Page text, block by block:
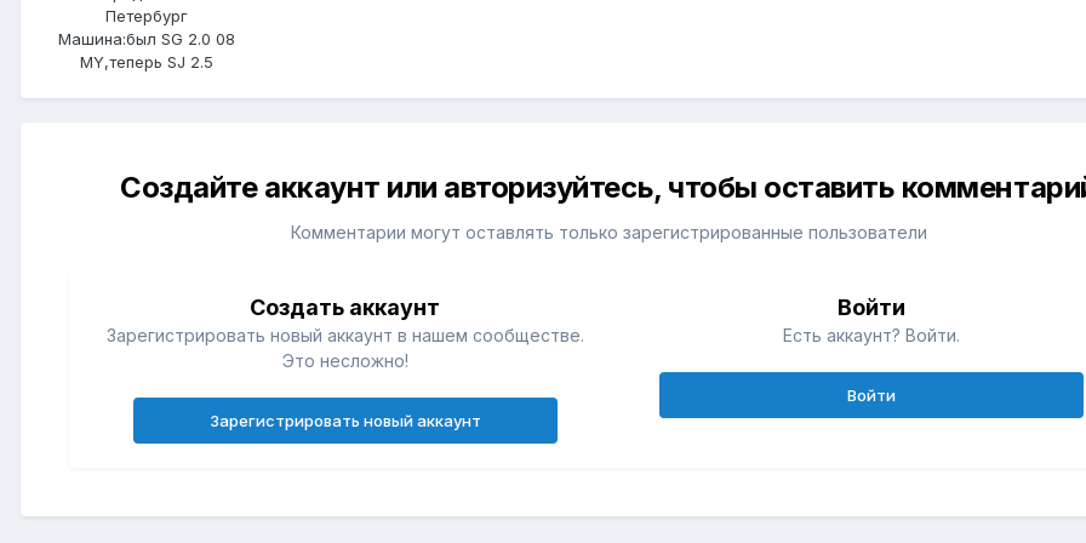
Петербург
Машина:был SG 2.0 08
MY,теперь SJ 2.5
Создайте аккаунт или авторизуйтесь, чтобы оставить
Комментарии могут оставлять только зарегистрированные пользователи
Создать аккаунт
Зарегистрировать новый аккаунт в нашем сообществе.
Это несложно!
Зарегистрировать новый аккаунт
Войти
Есть аккаунт? Войти.
Войти